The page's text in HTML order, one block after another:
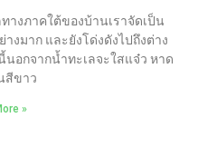
างภาคใต้ของบ้านเราจัดเป็น
งมาก และยังโด่งดังไปถึงต่าง
นอกจากน้ำทะเลจะใสแจ๋ว หาด
สีขาว
»